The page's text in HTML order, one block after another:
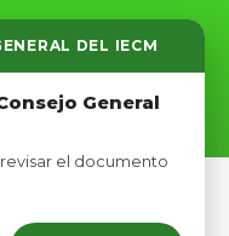
DEL IECM
General
el documento